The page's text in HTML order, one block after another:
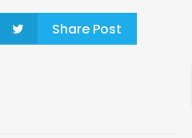
Share Post